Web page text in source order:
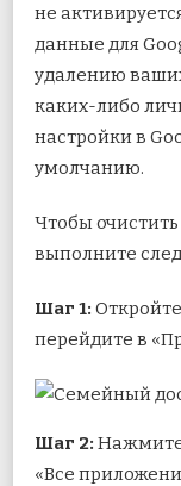
не
данные для
удалению
каких-либо
настройки в
умолчанию.
Чтобы
выполните
Шаг 1:
перейдите в
Шаг 2: Нажмите
«Все